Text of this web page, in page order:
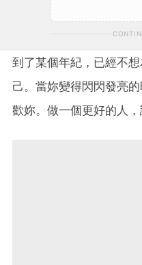
到了某個年紀，已經不
己。當妳變得閃閃發亮
歡妳。做一個更好的人，